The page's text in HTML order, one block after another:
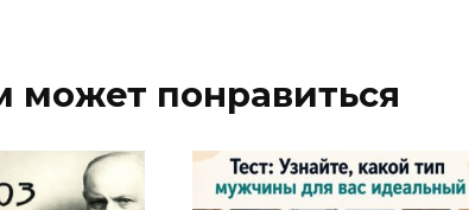
может понравиться